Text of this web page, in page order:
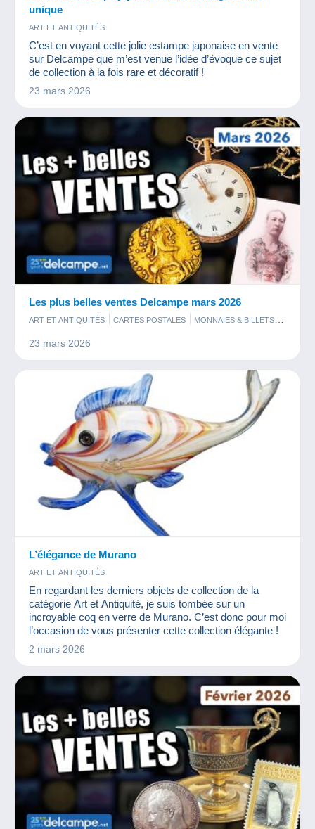
unique
ART ET ANTIQUITÉS
C’est en voyant cette jolie estampe japonaise en vente
sur Delcampe que m’est venue l’idée d’évoque ce sujet
de collection à la fois rare et décoratif !
23 mars 2026
Les plus belles ventes Delcampe mars 2026
ART ET ANTIQUITÉS CARTES POSTALES
MONNAIES & BILLETS
23 mars 2026
L’élégance de Murano
ART ET ANTIQUITÉS
En regardant les derniers objets de collection de la
catégorie Art et Antiquité, je suis tombée sur un
incroyable coq en verre de Murano. C’est donc pour moi
l’occasion de vous présenter cette collection élégante !
2 mars 2026